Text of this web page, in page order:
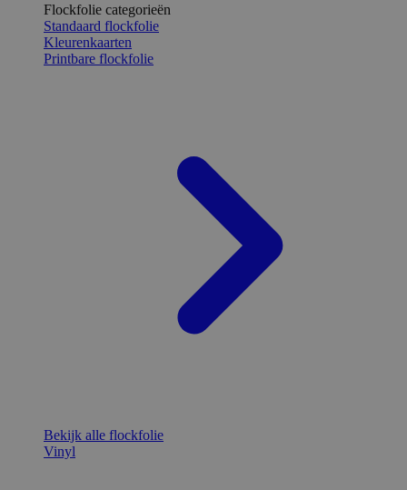
Flockfolie categorieën
Standaard flockfolie
Kleurenkaarten
Printbare flockfolie
Bekijk alle flockfolie
Vinyl